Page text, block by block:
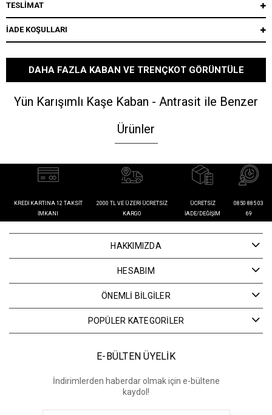
TESLİMAT
İADE KOŞULLARI
DAHA FAZLA KABAN VE TRENÇKOT GÖRÜNTÜLE
Yün Karışımlı Kaşe Kaban - Antrasit ile Benzer
Ürünler
KREDI KARTINA 12 TAKSIT
İMKANI
2000 TL VE ÜZERI ÜCRETSIZ
KARGO
ÜCRETSIZ
İADE/DEĞIŞIM
0850 885 03
69
HAKKIMIZDA
HESABIM
ÖNEMLİ BİLGİLER
POPÜLER KATEGORİLER
E-BÜLTEN ÜYELİK
İndirimlerden haberdar olmak için e-bültene
kaydol!